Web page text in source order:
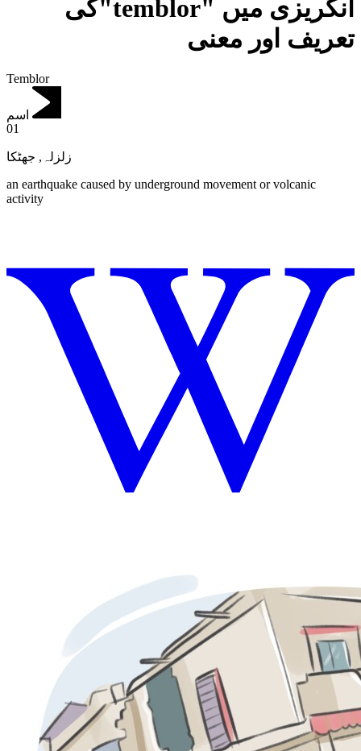
انگریزی میں "temblor"کی
تعریف اور معنی
Temblor
اسم
01
زلزلہ , جھٹکا
an earthquake caused by underground movement or volcanic
activity